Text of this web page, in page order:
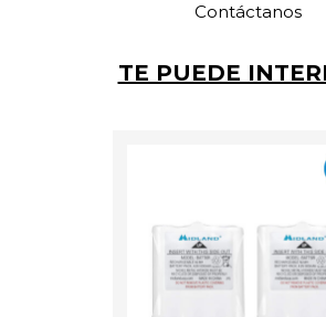
Contáctanos
TE PUEDE